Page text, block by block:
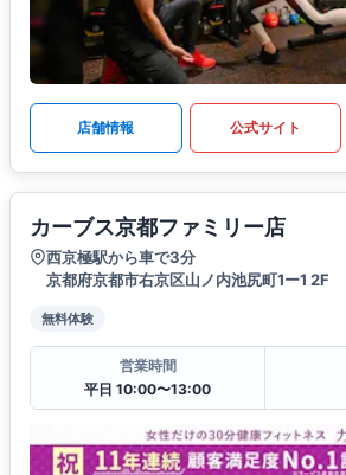
店舗情報 公式サイト
カーブス京都ファミリー店
西京極駅から車で3分
京都府京都市右京区山ノ内池尻町1ー1 2F
無料体験
営業時間
平日 10:00〜13:00